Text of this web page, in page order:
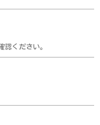
認ください。